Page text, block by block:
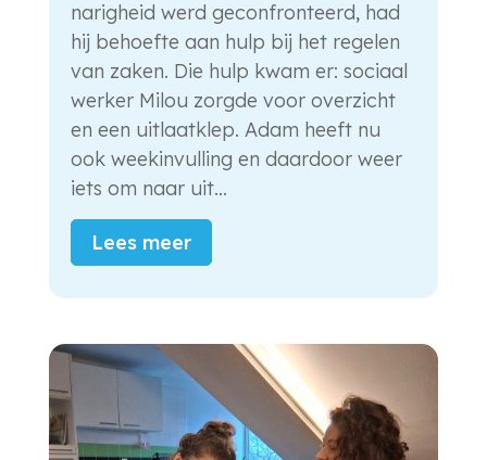
narigheid werd geconfronteerd, had
hij behoefte aan hulp bij het regelen
van zaken. Die hulp kwam er: sociaal
werker Milou zorgde voor overzicht
en een uitlaatklep. Adam heeft nu
ook weekinvulling en daardoor weer
iets om naar uit...
Lees meer